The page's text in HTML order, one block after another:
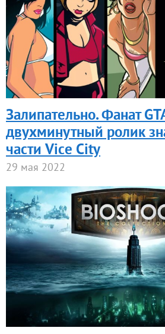
Залипательно. Фанат
двухминутный ролик
части Vice City
29 мая 2022